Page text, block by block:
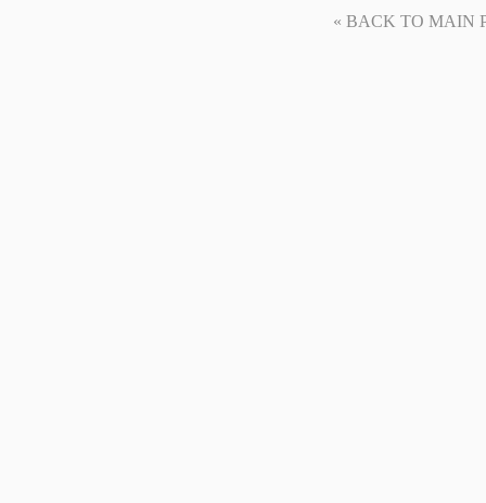
« BACK TO MAIN